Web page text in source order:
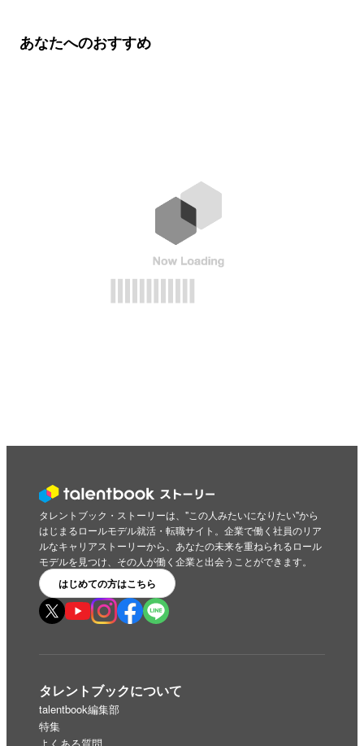
あなたへのおすすめ
タレントブック・ストーリーは、"この人みたいになりたい"から
はじまるロールモデル就活・転職サイト。企業で働く社員のリア
ルなキャリアストーリーから、あなたの未来を重ねられるロール
モデルを見つけ、その人が働く企業と出会うことができます。
はじめての方はこちら
タレントブックについて
talentbook編集部
特集